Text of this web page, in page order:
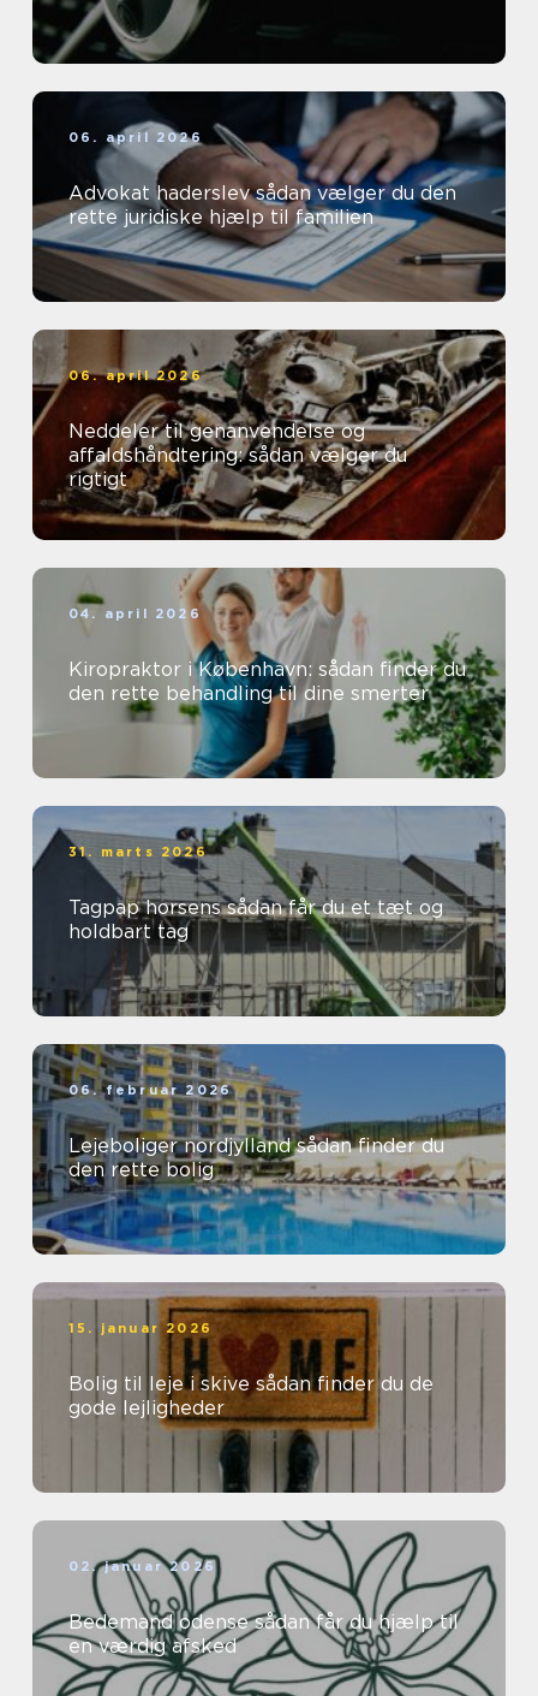
06. april 2026
Advokat haderslev sådan vælger du den
rette juridiske hjælp til familien
06. april 2026
Neddeler til genanvendelse og
affaldshåndtering: sådan vælger du
rigtigt
04. april 2026
Kiropraktor i København: sådan finder du
den rette behandling til dine smerter
31. marts 2026
Tagpap horsens sådan får du et tæt og
holdbart tag
06. februar 2026
Lejeboliger nordjylland sådan finder du
den rette bolig
15. januar 2026
Bolig til leje i skive sådan finder du de
gode lejligheder
02. januar 2026
Bedemand odense sådan får du hjælp til
en værdig afsked